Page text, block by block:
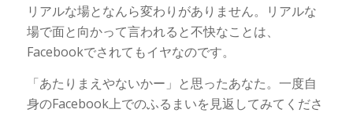
リアルな場となんら変わりがありません。リアルな
場で面と向かって言われると不快なことは、
Facebookでされてもイヤなのです。
「あたりまえやないかー」と思ったあなた。一度自
身のFacebook上でのふるまいを見返してみてくださ